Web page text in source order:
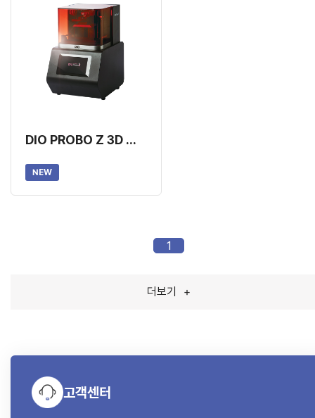
DIO PROBO Z 3D 프린터
NEW
1
더보기 +
고객센터